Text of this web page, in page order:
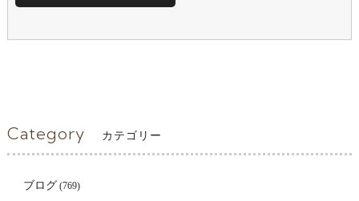
Category カテゴリー
ブログ (769)